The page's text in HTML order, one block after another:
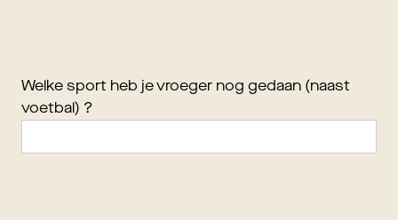
Welke sport heb je vroeger nog gedaan (naast
voetbal) ?